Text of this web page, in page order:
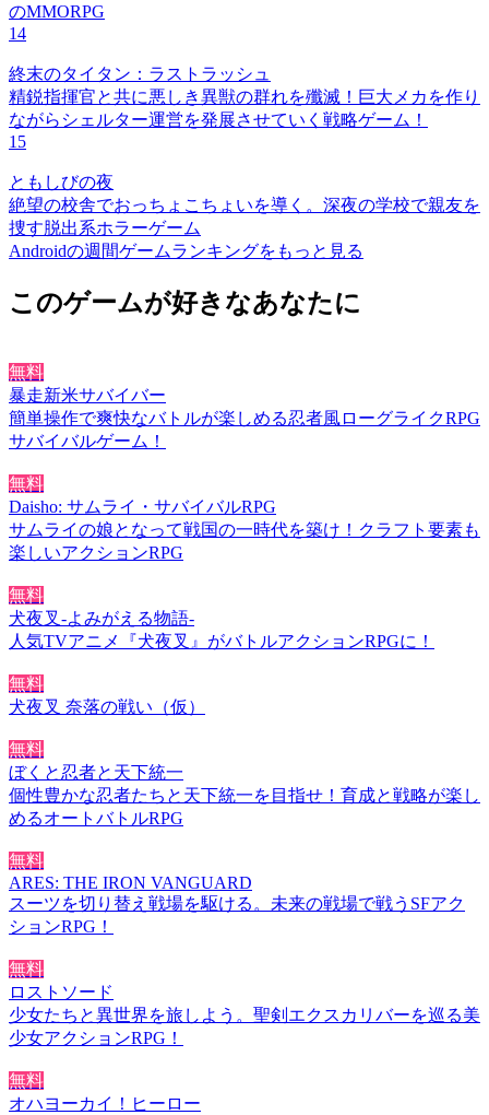
のMMORPG
14
終末のタイタン：ラストラッシュ
精鋭指揮官と共に悪しき異獣の群れを殲滅！巨大メカを作り
ながらシェルター運営を発展させていく戦略ゲーム！
15
ともしびの夜
絶望の校舎でおっちょこちょいを導く。深夜の学校で親友を
捜す脱出系ホラーゲーム
Androidの週間ゲームランキングをもっと見る
このゲームが好きなあなたに
無料
暴走新米サバイバー
簡単操作で爽快なバトルが楽しめる忍者風ローグライクRPG
サバイバルゲーム！
無料
Daisho: サムライ・サバイバルRPG
サムライの娘となって戦国の一時代を築け！クラフト要素も
楽しいアクションRPG
無料
犬夜叉-よみがえる物語-
人気TVアニメ『犬夜叉』がバトルアクションRPGに！
無料
犬夜叉 奈落の戦い（仮）
無料
ぼくと忍者と天下統一
個性豊かな忍者たちと天下統一を目指せ！育成と戦略が楽し
めるオートバトルRPG
無料
ARES: THE IRON VANGUARD
スーツを切り替え戦場を駆ける。未来の戦場で戦うSFアク
ションRPG！
無料
ロストソード
少女たちと異世界を旅しよう。聖剣エクスカリバーを巡る美
少女アクションRPG！
無料
オハヨーカイ！ヒーロー